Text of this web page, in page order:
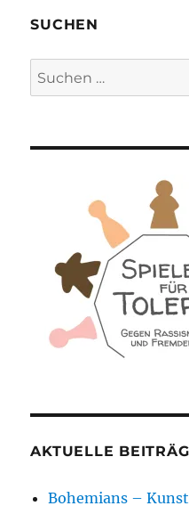
SUCHEN
Suchen
nach:
AKTUELLE
Bohemians –